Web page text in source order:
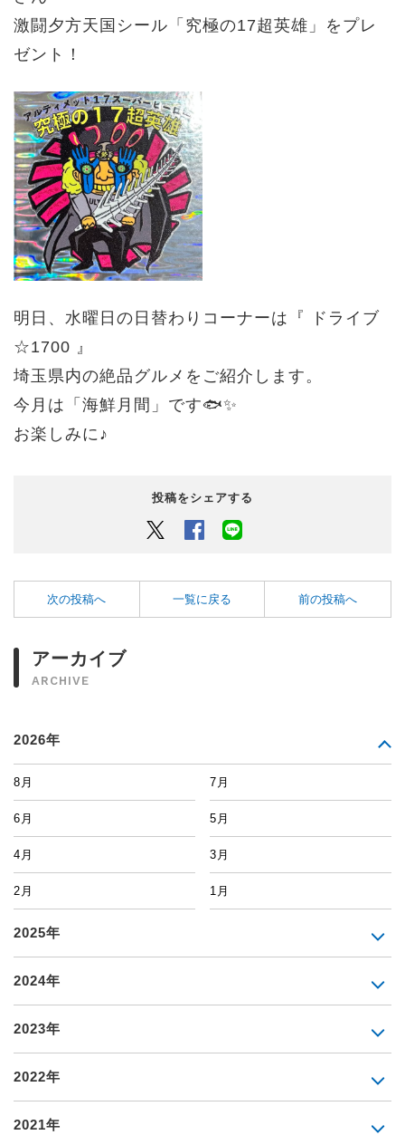
激闘夕方天国シール「究極の17超英雄」をプレ
ゼント！
明日、水曜日の日替わりコーナーは『 ドライブ
☆1700 』
埼玉県内の絶品グルメをご紹介します。
今月は「海鮮月間」です🐟✨
お楽しみに♪
投稿をシェアする
Twitter Facebook
次の投稿へ 一覧に戻る 前の投稿へ
アーカイブ
ARCHIVE
2026年
8月 7月
6月 5月
4月 3月
2月 1月
2025年
2024年
2023年
2022年
2021年